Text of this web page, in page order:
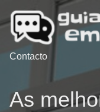
Contacto
As